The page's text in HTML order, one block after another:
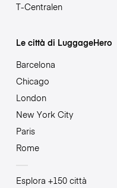
T-Centralen
Le città di LuggageHero
Barcelona
Chicago
London
New York City
Paris
Rome
Esplora +150 città